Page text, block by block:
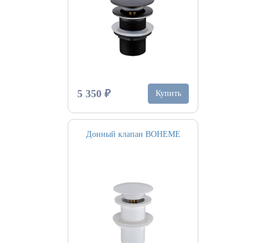
5 350 ₽ Купить
Донный клапан BOHEME